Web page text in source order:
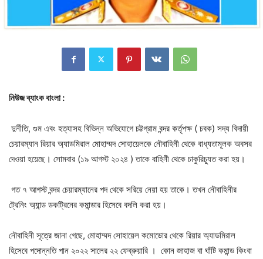
নিউজব্যাংকবাংলা‌:
দুর্নীতি, গুম এবং হত্যাসহ বিভিন্ন অভিযোগে চট্টগ্রাম বন্দর কর্তৃপক্ষ ( চবক) সদ্য বিদায়ী
চেয়ারম্যান রিয়ার অ্যাডমিরাল মোহাম্মদ সোহায়েলকে নৌবাহিনী থেকে বাধ্যতামূলক অবসর
দেওয়া হয়েছে। সোমবার (১৯ আগস্ট ২০২৪ ) তাকে বাহিনী থেকে চাকুরিচ্যুত করা হয়।
গত ৭ আগস্ট বন্দর চেয়ারম্যানের পদ থেকে সরিয়ে নেয়া হয় তাকে। তখন নৌবাহিনীর
ট্রেনিং অ্যান্ড ডকট্রিনের কমান্ডার হিসেবে বদলি করা হয়।
নৌবাহিনী সূত্রে জানা গেছে, মোহাম্মদ সোহায়েল কমোডোর থেকে রিয়ার অ্যাডমিরাল
হিসেবে পদোন্নতি পান ২০২২ সালের ২২ ফেব্রুয়ারি । কোন জাহাজ বা ঘাঁটি কমান্ড কিংবা